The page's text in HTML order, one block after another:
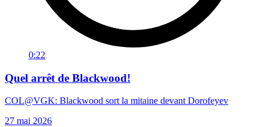
0:22
Quel arrêt de Blackwood!
COL@VGK: Blackwood sort la mitaine devant Dorofeyev
27 mai 2026